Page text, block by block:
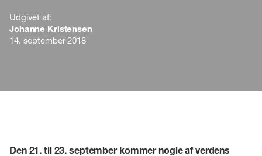
Udgivet af:
Johanne Kristensen
14. september 2018
Den 21. til 23. september kommer nogle af verdens